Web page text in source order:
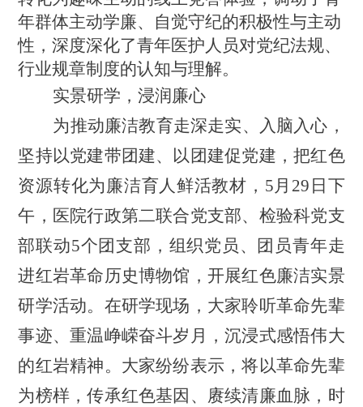
年群体主动学廉、自觉守纪的积极性与主动
性，深度深化了青年医护人员对党纪法规、
行业规章制度的认知与理解。
实景研学，浸润廉心
为推动廉洁教育走深走实、入脑入心，
坚持以党建带团建、以团建促党建，把红色
资源转化为廉洁育人鲜活教材， 5月29日下
午，医院行政第二联合党支部、检验科党支
部联动5个团支部，组织党员、团员青年走
进红岩革命历史博物馆，开展红色廉洁实景
研学活动。在研学现场，大家聆听革命先辈
事迹、重温峥嵘奋斗岁月，沉浸式感悟伟大
的红岩精神。大家纷纷表示，将以革命先辈
为榜样，传承红色基因、赓续清廉血脉，时